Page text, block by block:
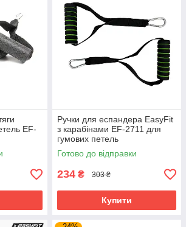
EF-
Ручки для еспандера EasyFit
з карабінами EF-2711 для
гумових петель
Готово до відправки
234 ₴ 303 ₴
Купити